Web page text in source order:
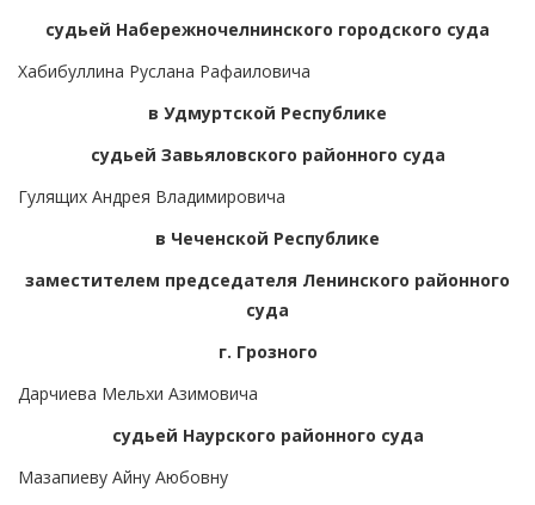
судьей Набережночелнинского городского суда
Хабибуллина Руслана Рафаиловича
в Удмуртской Республике
судьей Завьяловского районного суда
Гулящих Андрея Владимировича
в Чеченской Республике
заместителем председателя Ленинского районного
суда
г. Грозного
Дарчиева Мельхи Азимовича
судьей Наурского районного суда
Мазапиеву Айну Аюбовну